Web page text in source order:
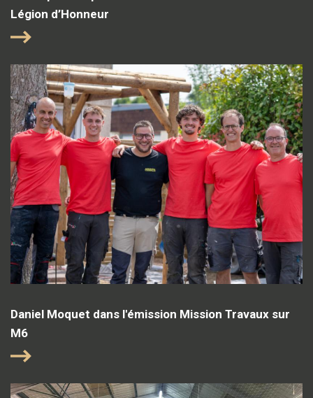
Légion d’Honneur
Daniel Moquet dans l'émission Mission Travaux sur
M6